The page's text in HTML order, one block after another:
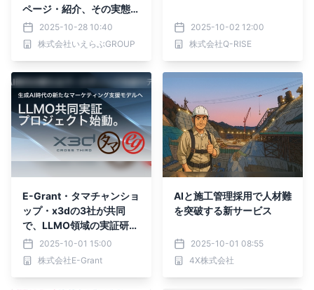
ページ・紹介、その実態
は？｜いえらぶ調べ
2025-10-28 10:40
株式会社いえらぶGROUP
2025-10-02 12:00
株式会社Q-RISE
E-Grant・タマチャンショ
ップ・x3dの3社が共同
で、LLMO領域の実証研究
を開始2025-10-01 15:00
株式会社E-Grant
AIと施工管理採用で人材難
を突破する新サービス
2025-10-01 08:55
4X株式会社